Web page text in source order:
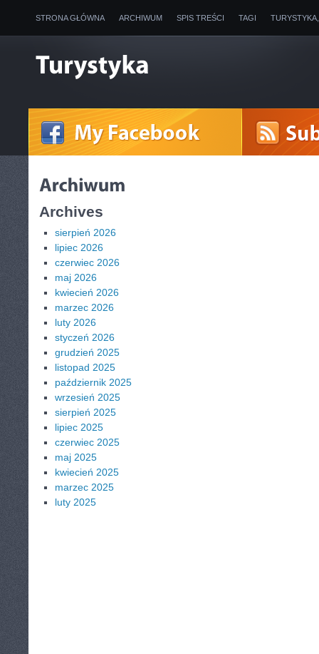
STRONA GŁÓWNA ARCHIWUM SPIS TREŚCI TAGI
Archives
sierpień 2026
lipiec 2026
czerwiec 2026
maj 2026
kwiecień 2026
marzec 2026
luty 2026
styczeń 2026
grudzień 2025
listopad 2025
październik 2025
wrzesień 2025
sierpień 2025
lipiec 2025
czerwiec 2025
maj 2025
kwiecień 2025
marzec 2025
luty 2025